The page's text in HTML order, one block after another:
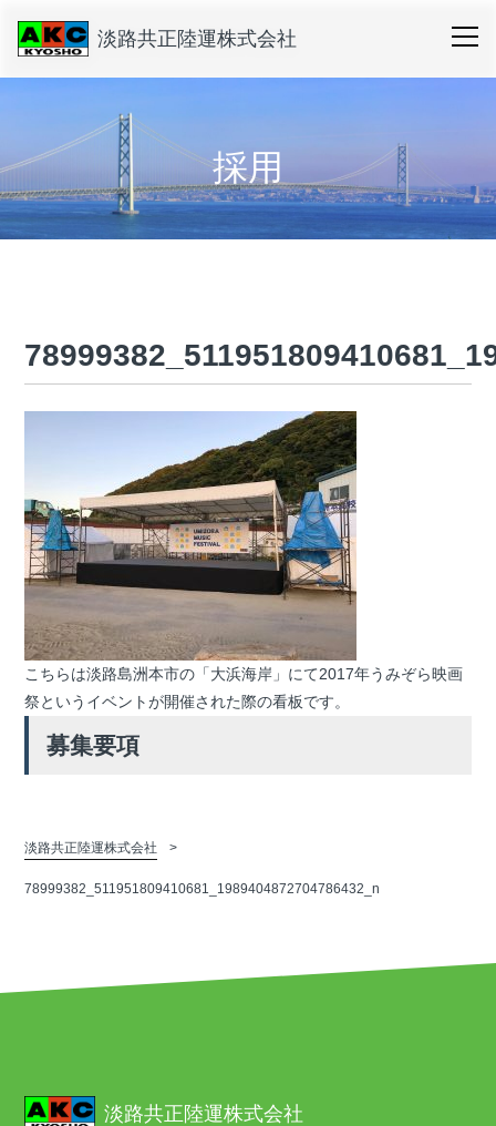
淡路共正陸運株式会社
採用
こちらは淡路島洲本市の「大浜海岸」にて2017年うみぞら映画
祭というイベントが開催された際の看板です。
募集要項
淡路共正陸運株式会社
78999382_511951809410681_1989404872704786432_n
淡路共正陸運株式会社